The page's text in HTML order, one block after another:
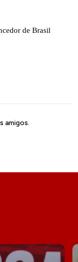
de Brasil
amigos.